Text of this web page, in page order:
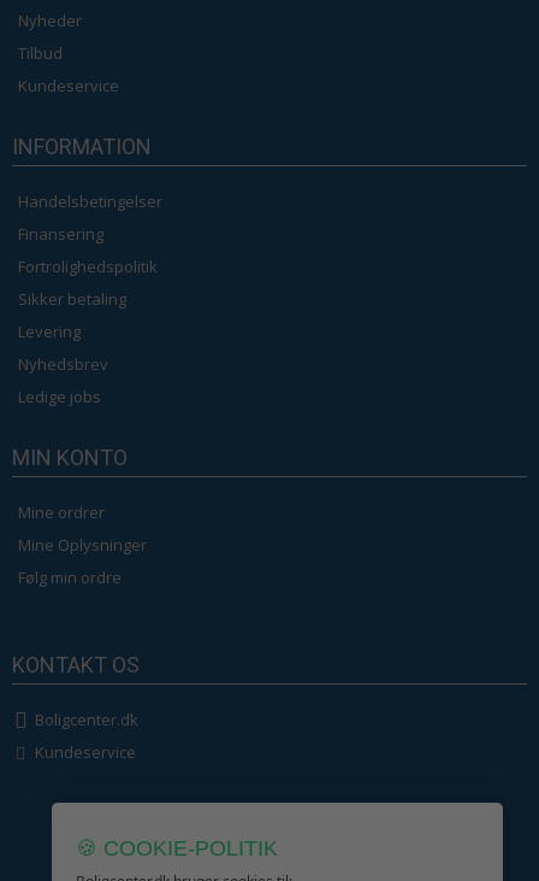
Nyheder
Tilbud
Kundeservice
INFORMATION
Handelsbetingelser
Finansering
Fortrolighedspolitik
Sikker betaling
Levering
Nyhedsbrev
Ledige jobs
MIN KONTO
Mine ordrer
Mine Oplysninger
Følg min ordre
KONTAKT OS
Boligcenter.dk
Kundeservice
🍪 COOKIE-POLITIK